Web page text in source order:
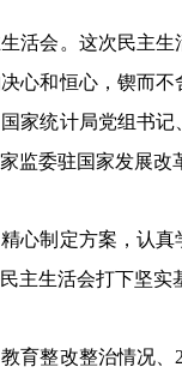
会。这次民主生
心和恒心，锲而
家统计局党组书
监委驻国家发展改
制定方案，认真
主生活会打下坚实
整改整治情况、